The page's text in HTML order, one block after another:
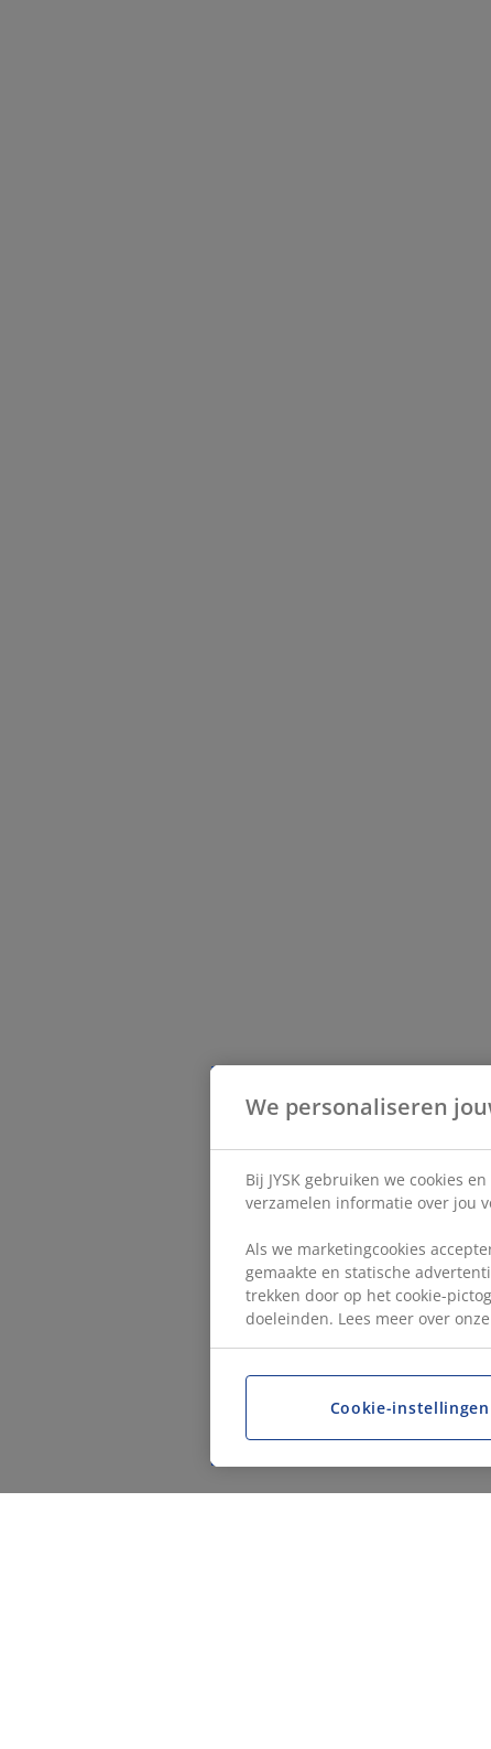
We personaliseren
Bij JYSK gebruiken we cookies
verzamelen informatie over jou
Als we marketingcookies
gemaakte en statische
trekken door op het cookie-
doeleinden. Lees meer over onze
Cookie-instellingen